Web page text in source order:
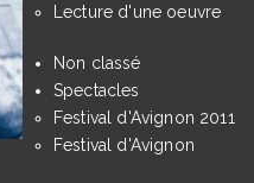
Lecture d'une oeuvre
Non classé
Spectacles
Festival d'Avignon 2011
Festival d'Avignon